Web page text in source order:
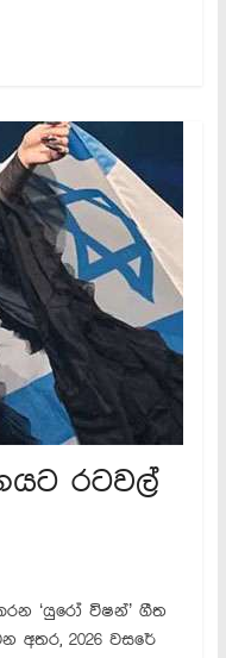
රටවල්
‘යුරෝ විෂන්’ ගීත
අතර, 2026 වසරේ